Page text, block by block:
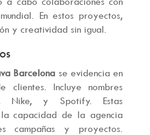
En estos proyectos,
y creatividad sin igual.
Barcelona se evidencia en
clientes. Incluye nombres
Nike, y Spotify. Estas
la capacidad de la agencia
campañas y proyectos.